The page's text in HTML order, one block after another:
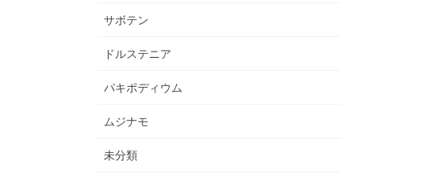
サボテン
ドルステニア
パキポディウム
ムジナモ
未分類